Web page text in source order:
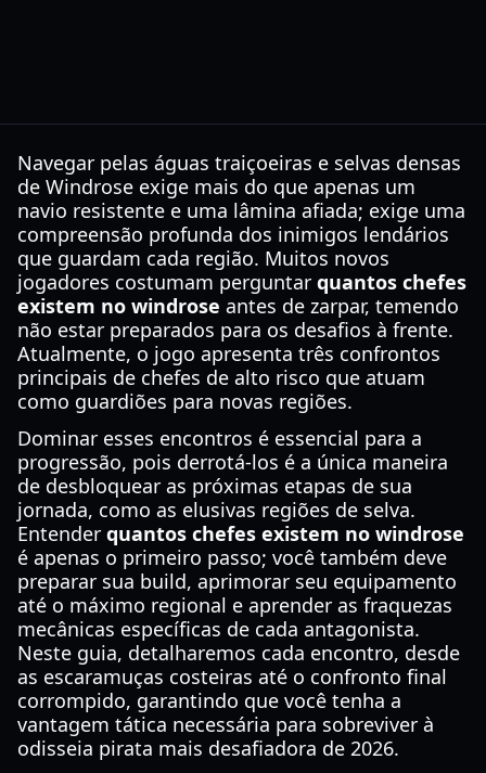
Navegar pelas águas traiçoeiras e selvas densas
de Windrose exige mais do que apenas um
navio resistente e uma lâmina afiada; exige uma
compreensão profunda dos inimigos lendários
que guardam cada região. Muitos novos
jogadores costumam perguntar quantos chefes
existem no windrose antes de zarpar, temendo
não estar preparados para os desafios à frente.
Atualmente, o jogo apresenta três confrontos
principais de chefes de alto risco que atuam
como guardiões para novas regiões.
Dominar esses encontros é essencial para a
progressão, pois derrotá-los é a única maneira
de desbloquear as próximas etapas de sua
jornada, como as elusivas regiões de selva.
Entender quantos chefes existem no windrose
é apenas o primeiro passo; você também deve
preparar sua build, aprimorar seu equipamento
até o máximo regional e aprender as fraquezas
mecânicas específicas de cada antagonista.
Neste guia, detalharemos cada encontro, desde
as escaramuças costeiras até o confronto final
corrompido, garantindo que você tenha a
vantagem tática necessária para sobreviver à
odisseia pirata mais desafiadora de 2026.